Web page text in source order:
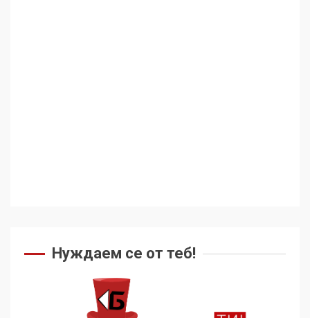
Нуждаем се от теб!
5
136 страни в ООН
подкрепиха Куба, България